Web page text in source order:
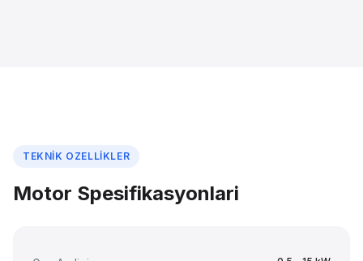
TEKNIK OZELLIKLER
Motor Spesifikasyonlari